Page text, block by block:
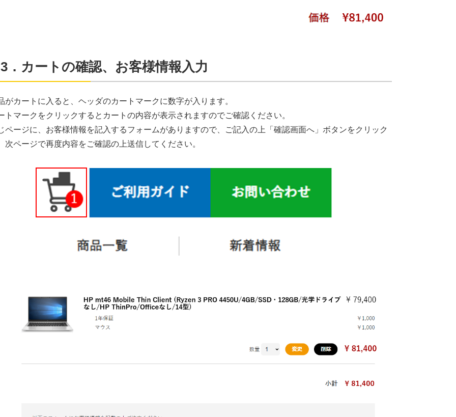
3．カートの確認、お客様情報入力
がカートに入ると、ヘッダのカートマークに数字が入ります。
トマークをクリックするとカートの内容が表示されますのでご確認ください。
ページに、お客様情報を記入するフォームがありますので、ご記入の上「確認画面へ」ボタンをクリック
次ページで再度内容をご確認の上送信してください。